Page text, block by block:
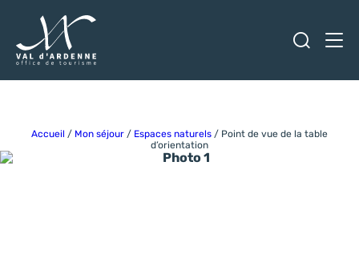
Accueil / Mon séjour / Espaces naturels / Point de vue de la table
d’orientation
Photo 1